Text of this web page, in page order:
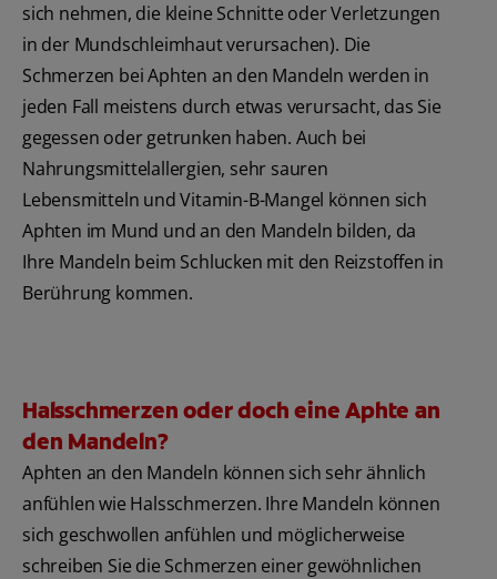
sich nehmen, die kleine Schnitte oder Verletzungen
in der Mundschleimhaut verursachen). Die
Schmerzen bei Aphten an den Mandeln werden in
jeden Fall meistens durch etwas verursacht, das Sie
gegessen oder getrunken haben. Auch bei
Nahrungsmittelallergien, sehr sauren
Lebensmitteln und Vitamin-B-Mangel können sich
Aphten im Mund und an den Mandeln bilden, da
Ihre Mandeln beim Schlucken mit den Reizstoffen in
Berührung kommen.
Halsschmerzen oder doch eine Aphte an
den Mandeln?
Aphten an den Mandeln können sich sehr ähnlich
anfühlen wie Halsschmerzen. Ihre Mandeln können
sich geschwollen anfühlen und möglicherweise
schreiben Sie die Schmerzen einer gewöhnlichen